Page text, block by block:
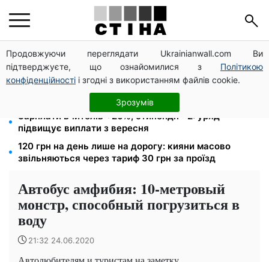
Продовжуючи переглядати Ukrainianwall.com Ви
підтверджуєте, що ознайомилися з Політикою
конфіденційності і згодні з використанням файлів cookie.
Зрозумів
Нічний тариф на світло 2,16 грн/кВт-г: економія до
540 грн на місяць з вересня
Пенсія для III групи інвалідності з 1 вересня: від
2595 до 10 625 грн — хто скільки отримає
Зарплати вчителів +20%, стипендії ×2: уряд
підвищує виплати з вересня
120 грн на день лише на дорогу: кияни масово
звільняються через тариф 30 грн за проїзд
Автобус амфибия: 10-метровый
монстр, способный погрузиться в
воду
21:32 24.06.2020